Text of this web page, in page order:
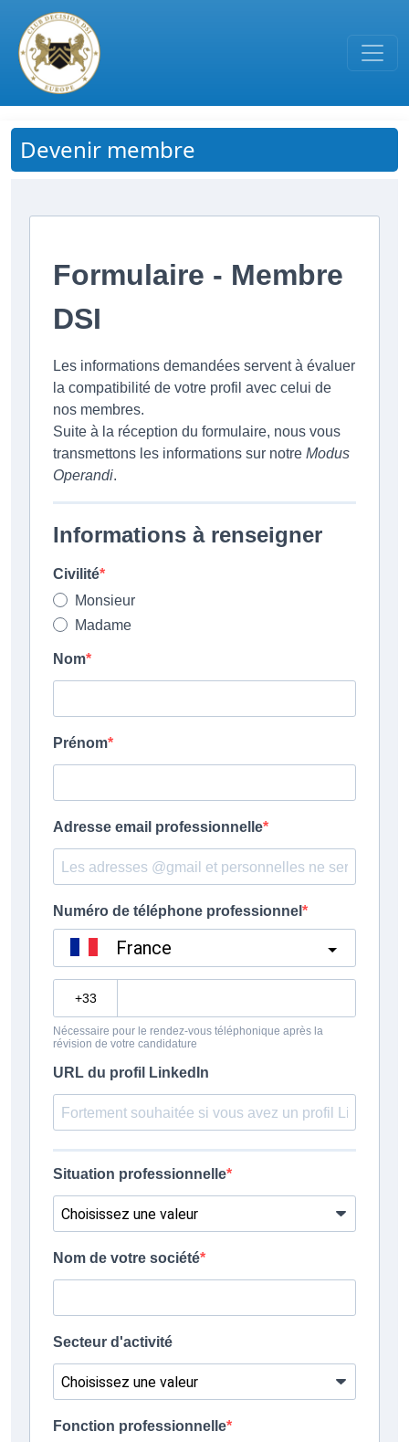
Passer au contenu principal
Devenir membre